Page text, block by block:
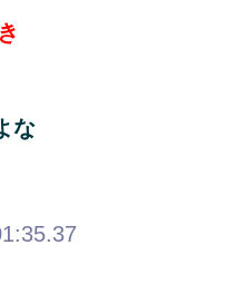
な